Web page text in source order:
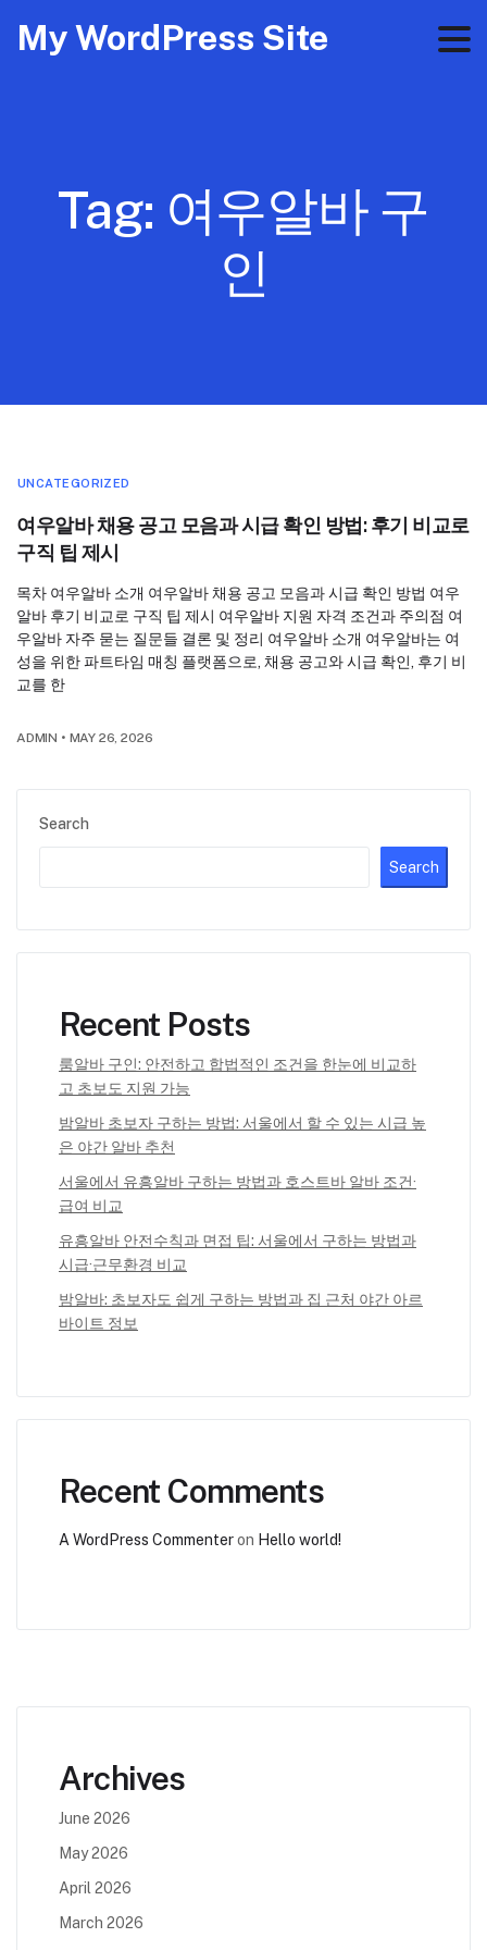
My WordPress Site
Tag: 여우알바 구
인
Search
Search
Recent Posts
룸알바 구인: 안전하고 합법적인 조건을 한눈에 비교하
고 초보도 지원 가능
밤알바 초보자 구하는 방법: 서울에서 할 수 있는 시급 높
은 야간 알바 추천
서울에서 유흥알바 구하는 방법과 호스트바 알바 조건·
급여 비교
유흥알바 안전수칙과 면접 팁: 서울에서 구하는 방법과
시급·근무환경 비교
밤알바: 초보자도 쉽게 구하는 방법과 집 근처 야간 아르
바이트 정보
Recent Comments
A WordPress Commenteron Hello world!
UNCATEGORIZED
여우알바 채용 공고 모음과 시급 확인 방법: 후기 비교로
구직 팁 제시
목차 여우알바 소개 여우알바 채용 공고 모음과 시급 확인 방법 여우
알바 후기 비교로 구직 팁 제시 여우알바 지원 자격 조건과 주의점 여
우알바 자주 묻는 질문들 결론 및 정리 여우알바 소개 여우알바는 여
성을 위한 파트타임 매칭 플랫폼으로, 채용 공고와 시급 확인, 후기 비
교를 한
ADMIN • MAY 26, 2026
Archives
June 2026
May 2026
April 2026
March 2026